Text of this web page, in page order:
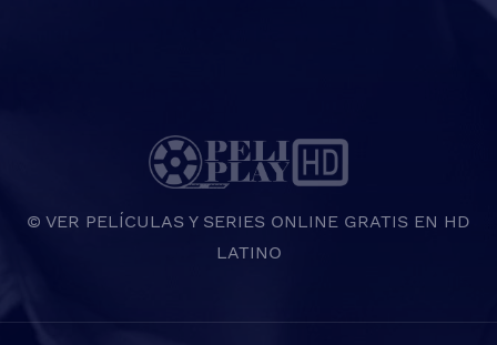
© VER PELÍCULAS Y SERIES ONLINE GRATIS EN HD
LATINO